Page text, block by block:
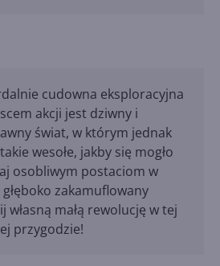
cudowna eksploracyjna
akcji jest dziwny i
świat, w którym jednak
wesołe, jakby się mogło
osobliwym postaciom w
zakamuflowany
własną małą rewolucję w tej
przygodzie!